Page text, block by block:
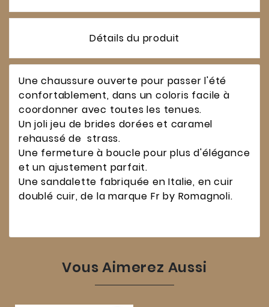
Détails du produit
Une chaussure ouverte pour passer l'été
confortablement, dans un coloris facile à
coordonner avec toutes les tenues.
Un joli jeu de brides dorées et caramel
rehaussé de strass.
Une fermeture à boucle pour plus d'élégance
et un ajustement parfait.
Une sandalette fabriquée en Italie, en cuir
doublé cuir, de la marque Fr by Romagnoli.
Vous Aimerez Aussi